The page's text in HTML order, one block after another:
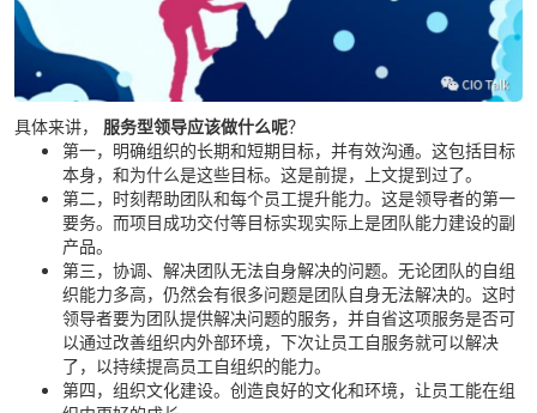
具体来讲， 服务型领导应该做什么呢？
第一，明确组织的长期和短期目标，并有效沟通。这包括目标
本身，和为什么是这些目标。这是前提，上文提到过了。
第二，时刻帮助团队和每个员工提升能力。这是领导者的第一
要务。而项目成功交付等目标实现实际上是团队能力建设的副
产品。
第三，协调、解决团队无法自身解决的问题。无论团队的自组
织能力多高，仍然会有很多问题是团队自身无法解决的。这时
领导者要为团队提供解决问题的服务，并自省这项服务是否可
以通过改善组织内外部环境，下次让员工自服务就可以解决
了，以持续提高员工自组织的能力。
第四，组织文化建设。创造良好的文化和环境，让员工能在组